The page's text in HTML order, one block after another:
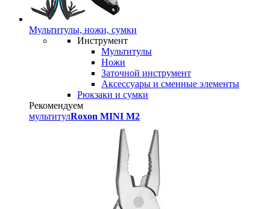
Мультитулы, ножи, сумки
Инструмент
Мультитулы
Ножи
Заточной инструмент
Аксессуары и сменные элементы
Рюкзаки и сумки
Рекомендуем
мультитулRoxon MINI M2